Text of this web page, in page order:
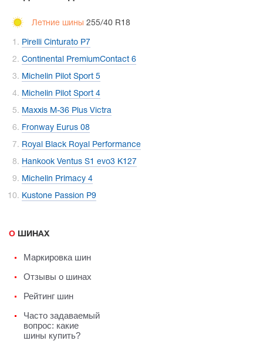
Летние шины 255/40 R18
Pirelli Cinturato P7
Continental PremiumContact 6
Michelin Pilot Sport 5
Michelin Pilot Sport 4
Maxxis M-36 Plus Victra
Fronway Eurus 08
Royal Black Royal Performance
Hankook Ventus S1 evo3 K127
Michelin Primacy 4
Kustone Passion P9
О ШИНАХ
Маркировка шин
Отзывы о шинах
Рейтинг шин
Часто задаваемый
вопрос: какие
шины купить?